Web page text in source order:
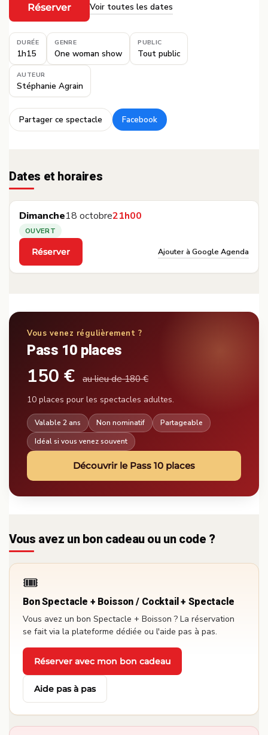
Réserver
·
Voir toutes les dates
DURÉE
1h15
GENRE
One woman show
PUBLIC
Tout public
AUTEUR
Stéphanie Agrain
Partager ce spectacle
·
Facebook
Dates et horaires
Dimanche18 octobre21h00
OUVERT
Réserver
·
Ajouter à Google Agenda
Vous venez régulièrement ?
Pass 10 places
150 € au lieu de 180 €
10 places pour les spectacles adultes.
Valable 2 ans Non nominatif
Partageable
Idéal si vous venez souvent
Découvrir le Pass 10 places
Vous avez un bon cadeau ou un code ?
🎟️
Bon Spectacle + Boisson / Cocktail + Spectacle
Vous avez un bon Spectacle + Boisson ? La réservation
se fait via la plateforme dédiée ou l'aide pas à pas.
Réserver avec mon bon cadeau
· Aide pas à pas